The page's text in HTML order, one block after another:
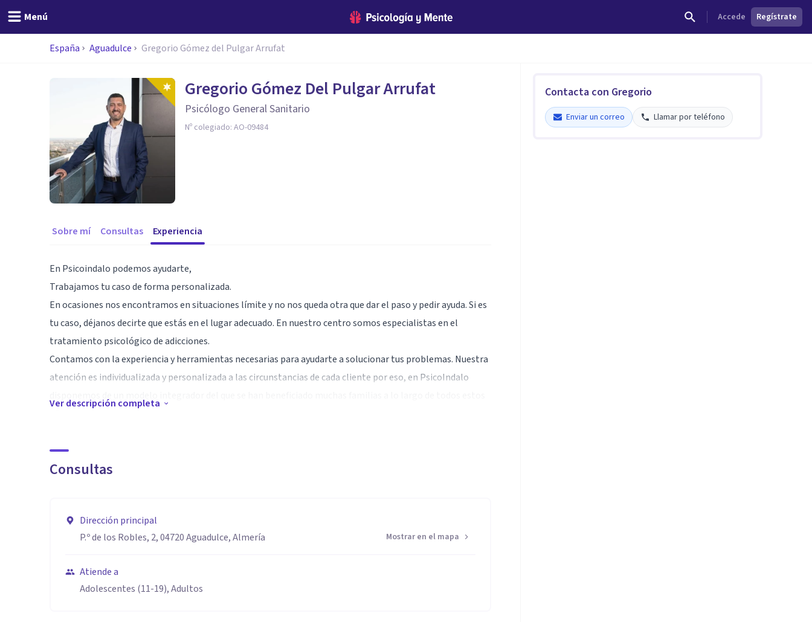
Menú Accede Regístrate
España Aguadulce Gregorio Gómez del Pulgar Arrufat
Gregorio Gómez Del Pulgar Arrufat
Psicólogo General Sanitario
Nº colegiado: AO-09484
Sobre mí Consultas Experiencia
En Psicoindalo podemos ayudarte,
Trabajamos tu caso de forma personalizada.
En ocasiones nos encontramos en situaciones límite y no nos queda otra que dar el paso y pedir ayuda. Si es
tu caso, déjanos decirte que estás en el lugar adecuado. En nuestro centro somos especialistas en el
tratamiento psicológico de adicciones.
Contamos con la experiencia y herramientas necesarias para ayudarte a solucionar tus problemas. Nuestra
atención es individualizada y personalizada a las circunstancias de cada cliente por eso, en PsicoIndalo
Contamos con 25 años acompañando a familias a superar sus adicciones,
Terapia de Psicología online, individual y familiar. Terapias grupales para adicciones, grupos
psicoeducativos para familias.
Ver descripción completa
Consultas
Dirección principal
P.º de los Robles, 2, 04720 Aguadulce, Almería
Mostrar en el mapa
Atiende a
Adolescentes (11-19), Adultos
Contacta con Gregorio
Enviar un correo Llamar por teléfono